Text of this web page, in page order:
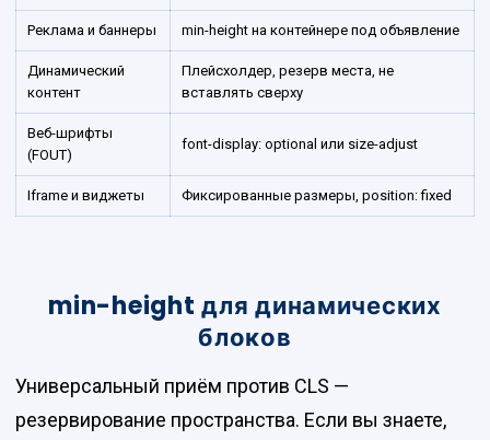
Реклама и баннеры min-height на контейнере под объявление
Динамический
контент
Плейсхолдер, резерв места, не
вставлять сверху
Веб-шрифты
(FOUT)
font-display: optional или size-adjust
Iframe и виджеты Фиксированные размеры, position: fixed
min-height для динамических
блоков
Универсальный приём против CLS —
резервирование пространства. Если вы знаете,